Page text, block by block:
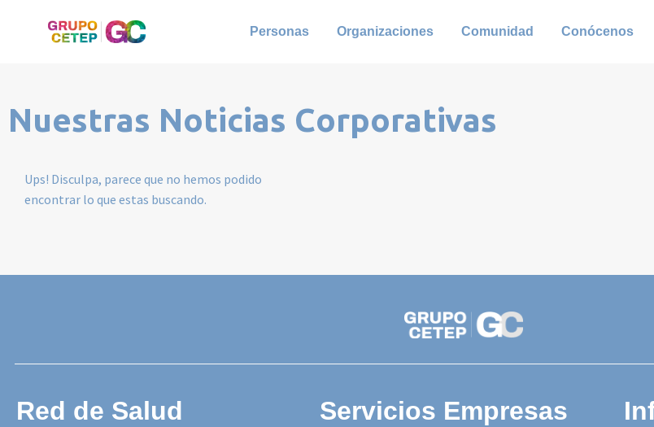
Personas Organizaciones Comunidad Conócenos
Nuestras Noticias Corporativas
Ups! Disculpa, parece que no hemos podido
encontrar lo que estas buscando.
Red de Salud Servicios Empresas